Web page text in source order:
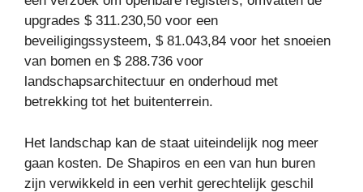
upgrades $ 311.230,50 voor een
beveiligingssysteem, $ 81.043,84 voor het snoeien
van bomen en $ 288.736 voor
landschapsarchitectuur en onderhoud met
betrekking tot het buitenterrein.
Het landschap kan de staat uiteindelijk nog meer
gaan kosten. De Shapiros en een van hun buren
zijn verwikkeld in een verhit gerechtelijk geschil